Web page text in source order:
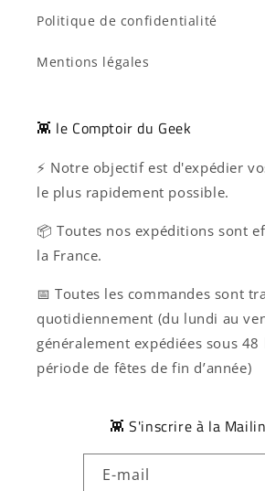
Politique de confidentialité
Mentions légales
👾 le Comptoir du Geek
⚡ Notre objectif est d'expédier
le plus rapidement possible.
📦 Toutes nos expéditions sont
la France.
📅 Toutes les commandes sont
quotidiennement (du lundi au
généralement expédiées sous 48
période de fêtes de fin d’année)
👾 S'inscrire à la
E-mail
Se connecter